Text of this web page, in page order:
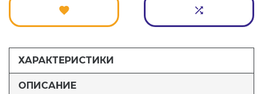
ХАРАКТЕРИСТИКИ
ОПИСАНИЕ